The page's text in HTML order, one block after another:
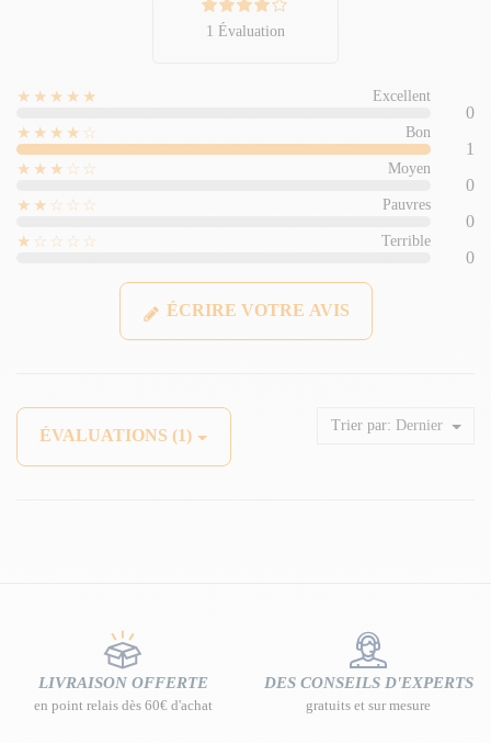
1 Évaluation
★★★★★ Excellent
0
★★★★☆
Bon
1
★★★☆☆
Moyen
0
★★☆☆☆
Pauvres
0
★☆☆☆☆
Terrible
0
ÉCRIRE VOTRE AVIS
ÉVALUATIONS (1)
Trier par: Dernier
LIVRAISON OFFERTE
en point relais dès 60€ d'achat
DES CONSEILS D'EXPERTS
gratuits et sur mesure